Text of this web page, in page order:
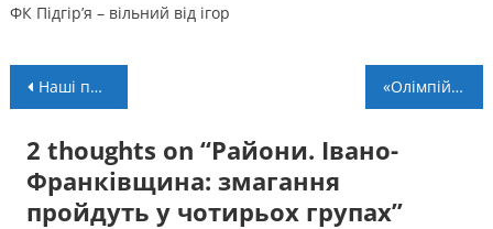
ФК Підгір’я – вільний від ігор
Навігація
Наші профі. ПФЛ: “Карпати” і “Полісся” йдуть без втрат «Олімпійський урок» для юних баскетболістів Прикарпаття
2 thoughts on “Райони. Івано-
Франківщина: змагання
пройдуть у чотирьох групах”